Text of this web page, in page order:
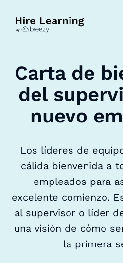
Carta de
del
nuevo
Los líderes de
cálida bienvenida a
empleados para
excelente comienzo.
al supervisor o líder
una visión de cómo
la primera